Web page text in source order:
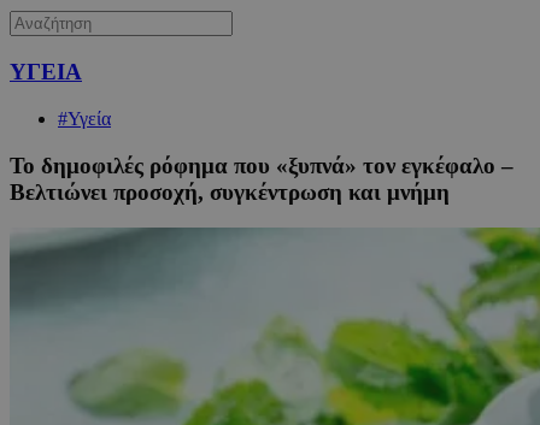
ΥΓΕΙΑ
#Υγεία
Το δημοφιλές ρόφημα που «ξυπνά» τον εγκέφαλο –
Βελτιώνει προσοχή, συγκέντρωση και μνήμη